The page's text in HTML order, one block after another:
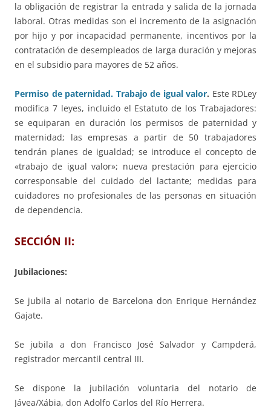
la obligación de registrar la entrada y salida de la jornada
laboral. Otras medidas son el incremento de la asignación
por hijo y por incapacidad permanente, incentivos por la
contratación de desempleados de larga duración y mejoras
en el subsidio para mayores de 52 años.
Permiso de paternidad. Trabajo de igual valor. Este RDLey
modifica 7 leyes, incluido el Estatuto de los Trabajadores:
se equiparan en duración los permisos de paternidad y
maternidad; las empresas a partir de 50 trabajadores
tendrán planes de igualdad; se introduce el concepto de
«trabajo de igual valor»; nueva prestación para ejercicio
corresponsable del cuidado del lactante; medidas para
cuidadores no profesionales de las personas en situación
de dependencia.
SECCIÓN II:
Jubilaciones:
Se jubila al notario de Barcelona don Enrique Hernández
Gajate.
Se jubila a don Francisco José Salvador y Campderá,
registrador mercantil central III.
Se dispone la jubilación voluntaria del notario de
Jávea/Xábia, don Adolfo Carlos del Río Herrera.